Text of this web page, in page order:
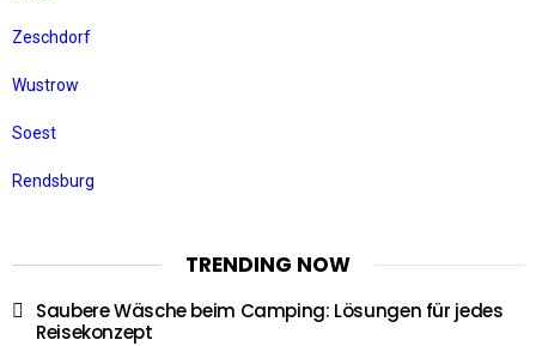
Zeschdorf
Wustrow
Soest
Rendsburg
TRENDING NOW
Saubere Wäsche beim Camping: Lösungen für jedes
Reisekonzept